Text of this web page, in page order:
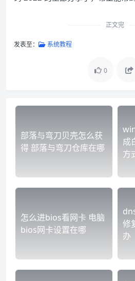
正文完
发表至： 系统教程
0
部落与弯刀贝壳怎么获
得 部落与弯刀仓库在哪
成
方
怎么进bios看网卡 电脑
bios网卡设置在哪
修
办